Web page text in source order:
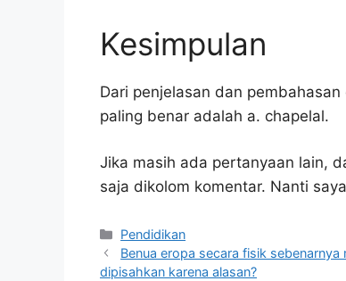
Kesimpulan
Dari penjelasan dan
paling benar adalah a. chapelal.
Jika masih ada pertanyaan lain,
saja dikolom komentar. Nanti
Kategori
Pendidikan
Benua eropa secara fisik
dipisahkan karena alasan?